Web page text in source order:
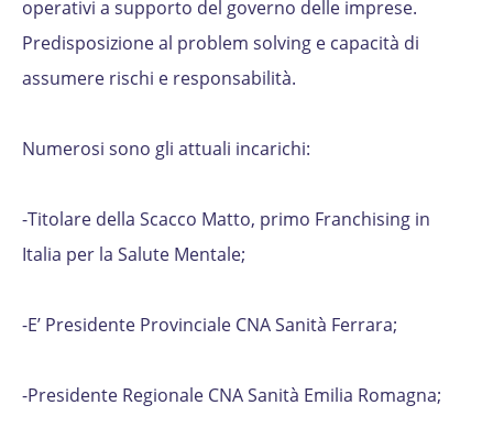
operativi a supporto del governo delle imprese.
Predisposizione al problem solving e capacità di
assumere rischi e responsabilità.
Numerosi sono gli attuali incarichi:
-Titolare della Scacco Matto, primo Franchising in
Italia per la Salute Mentale;
-E’ Presidente Provinciale CNA Sanità Ferrara;
-Presidente Regionale CNA Sanità Emilia Romagna;